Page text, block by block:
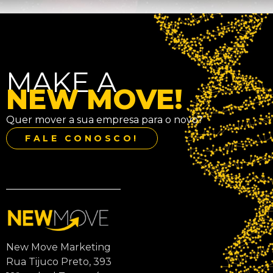
MAKE A
NEW MOVE!
Quer mover a sua empresa para o novo?
FALE CONOSCO!
New Move Marketing
Rua Tijuco Preto, 393